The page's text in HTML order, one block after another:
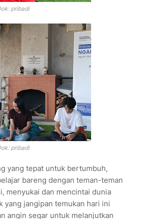
pribadi
pribadi
yang tepat untuk bertumbuh,
bareng dengan teman-teman
menyukai dan mencintai dunia
yang jangipan temukan hari ini
angin segar untuk melanjutkan